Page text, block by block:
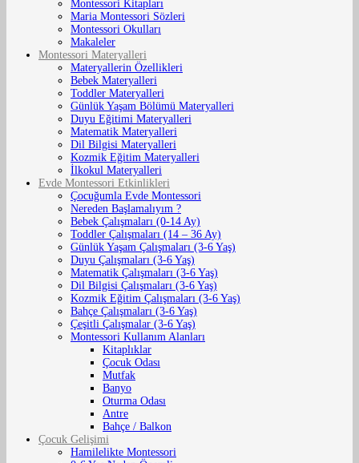
Montessori Kitapları
Maria Montessori Sözleri
Montessori Okulları
Makaleler
Montessori Materyalleri
Materyallerin Özellikleri
Bebek Materyalleri
Toddler Materyalleri
Günlük Yaşam Bölümü Materyalleri
Duyu Eğitimi Materyalleri
Matematik Materyalleri
Dil Bilgisi Materyalleri
Kozmik Eğitim Materyalleri
İlkokul Materyalleri
Evde Montessori Etkinlikleri
Çocuğumla Evde Montessori
Nereden Başlamalıyım ?
Bebek Çalışmaları (0-14 Ay)
Toddler Çalışmaları (14 – 36 Ay)
Günlük Yaşam Çalışmaları (3-6 Yaş)
Duyu Çalışmaları (3-6 Yaş)
Matematik Çalışmaları (3-6 Yaş)
Dil Bilgisi Çalışmaları (3-6 Yaş)
Kozmik Eğitim Çalışmaları (3-6 Yaş)
Bahçe Çalışmaları (3-6 Yaş)
Çeşitli Çalışmalar (3-6 Yaş)
Montessori Kullanım Alanları
Kitaplıklar
Çocuk Odası
Mutfak
Banyo
Oturma Odası
Antre
Bahçe / Balkon
Çocuk Gelişimi
Hamilelikte Montessori